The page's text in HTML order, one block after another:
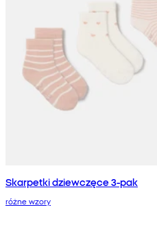
Skarpetki dziewczęce 3-pak
różne wzory